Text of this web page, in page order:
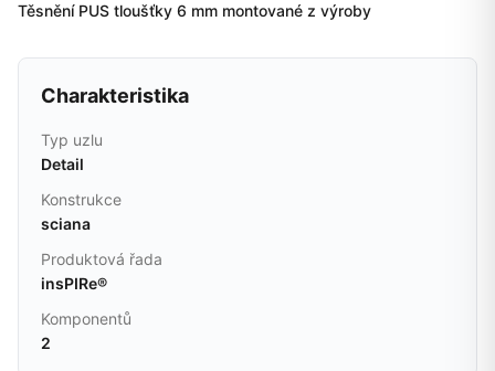
Těsnění PUS tloušťky 6 mm montované z výroby
Charakteristika
Typ uzlu
Detail
Konstrukce
sciana
Produktová řada
insPIRe®
Komponentů
2